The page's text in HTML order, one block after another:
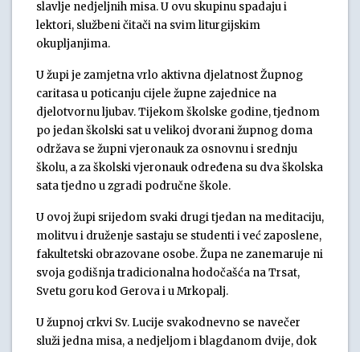
slavlje nedjeljnih misa. U ovu skupinu spadaju i
lektori, službeni čitači na svim liturgijskim
okupljanjima.
U župi je zamjetna vrlo aktivna djelatnost Župnog
caritasa u poticanju cijele župne zajednice na
djelotvornu ljubav. Tijekom školske godine, tjednom
po jedan školski sat u velikoj dvorani župnog doma
održava se župni vjeronauk za osnovnu i srednju
školu, a za školski vjeronauk određena su dva školska
sata tjedno u zgradi područne škole.
U ovoj župi srijedom svaki drugi tjedan na meditaciju,
molitvu i druženje sastaju se studenti i već zaposlene,
fakultetski obrazovane osobe. Župa ne zanemaruje ni
svoja godišnja tradicionalna hodočašća na Trsat,
Svetu goru kod Gerova i u Mrkopalj.
U župnoj crkvi Sv. Lucije svakodnevno se navečer
služi jedna misa, a nedjeljom i blagdanom dvije, dok